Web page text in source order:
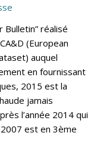
Bulletin” réalisé
(European
auquel
en fournissant
2015 est la
jamais
l’année 2014 qui
est en 3ème